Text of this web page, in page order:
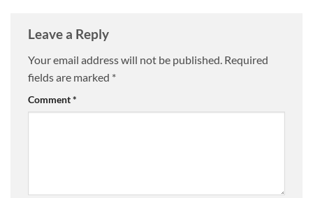
Leave a Reply
Your email address will not be published. Required
fields are marked *
Comment*